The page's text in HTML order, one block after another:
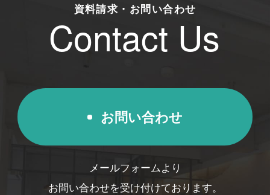
資料請求・お問い合わせ
Contact Us
お問い合わせ
メールフォームより
お問い合わせを受け付けております。